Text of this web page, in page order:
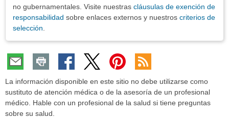
no gubernamentales. Visite nuestras cláusulas de exención de
responsabilidad sobre enlaces externos y nuestros criterios de
selección
La información disponible en este sitio no debe utilizarse como
sustituto de atención médica o de la asesoría de un profesional
médico. Hable con un profesional de la salud si tiene preguntas
sobre su salud.